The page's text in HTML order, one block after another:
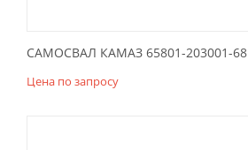
САМОСВАЛ КАМАЗ 65801-203001-68
Цена по запросу